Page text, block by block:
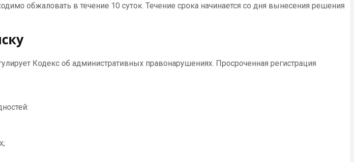
обжаловать в течение 10 суток. Течение срока начинается со дня вынесения решения
Кодекс об административных правонарушениях. Просроченная регистрация